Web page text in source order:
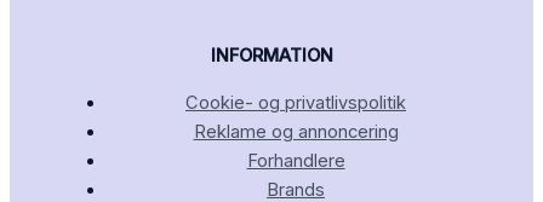
INFORMATION
Cookie- og privatlivspolitik
Reklame og annoncering
Forhandlere
Brands